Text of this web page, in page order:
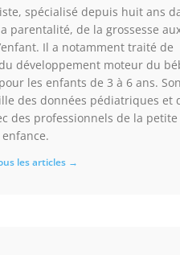
spécialisé depuis huit ans
parentalité, de la grossesse
Il a notamment traité de
développement moteur du
les enfants de 3 à 6 ans.
des données pédiatriques et
des professionnels de la petite
enfance.
les articles →